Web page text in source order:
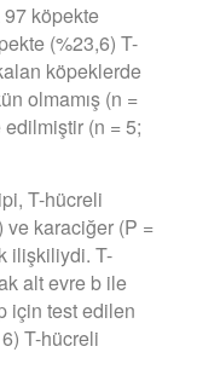
köpekte
(%23,6) T-
köpeklerde
olmamış (n =
(n = 5;
T-hücreli
ve karaciğer (P =
ilişkiliydi. T-
alt evre b ile
için test edilen
T-hücreli